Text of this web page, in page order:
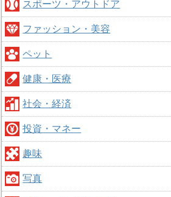
スポーツ・アウトドア
ファッション・美容
ペット
健康・医療
社会・経済
投資・マネー
趣味
写真